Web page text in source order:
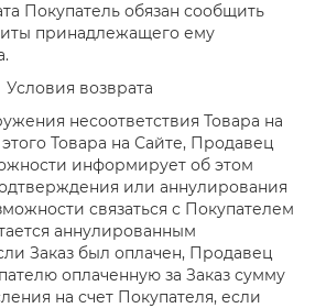
Покупатель обязан сообщить
принадлежащего ему
Условия возврата
несоответствия Товара на
Товара на Сайте, Продавец
информирует об этом
или аннулирования
связаться с Покупателем
аннулированным
Заказ был оплачен, Продавец
оплаченную за Заказ сумму
на счет Покупателя, если